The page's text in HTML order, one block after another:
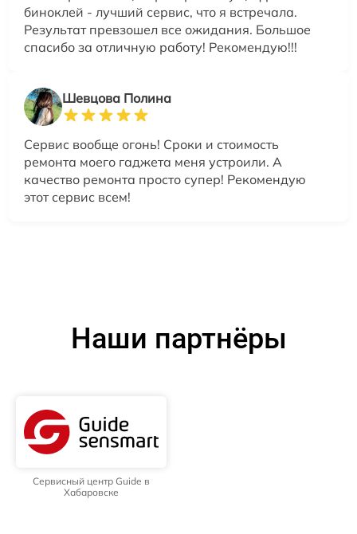
биноклей - лучший сервис, что я встречала.
Результат превзошел все ожидания. Большое
спасибо за отличную работу! Рекомендую!!!
Шевцова Полина
Сервис вообще огонь! Сроки и стоимость
ремонта моего гаджета меня устроили. А
качество ремонта просто супер! Рекомендую
этот сервис всем!
Наши партнёры
Сервисный центр Guide в
Хабаровске